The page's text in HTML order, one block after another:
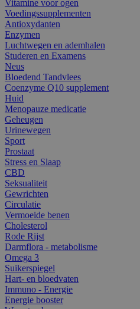
Vitamine voor ogen
Voedingssupplementen
Antioxydanten
Enzymen
Luchtwegen en ademhalen
Studeren en Examens
Neus
Bloedend Tandvlees
Coenzyme Q10 supplement
Huid
Menopauze medicatie
Geheugen
Urinewegen
Sport
Prostaat
Stress en Slaap
CBD
Seksualiteit
Gewrichten
Circulatie
Vermoeide benen
Cholesterol
Rode Rijst
Darmflora - metabolisme
Omega 3
Suikerspiegel
Hart- en bloedvaten
Immuno - Energie
Energie booster